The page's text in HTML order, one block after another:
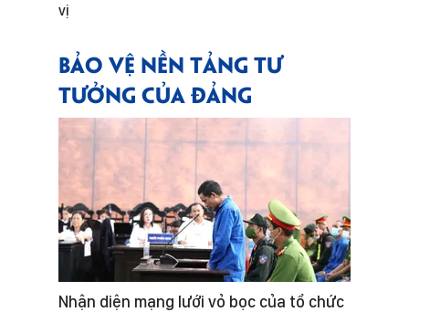
vị
BẢO VỆ NỀN TẢNG TƯ
TƯỞNG CỦA ĐẢNG
Nhận diện mạng lưới vỏ bọc của tổ chức